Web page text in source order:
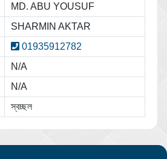
MD. ABU YOUSUF
SHARMIN AKTAR
01935912782
N/A
N/A
স্বচ্ছল